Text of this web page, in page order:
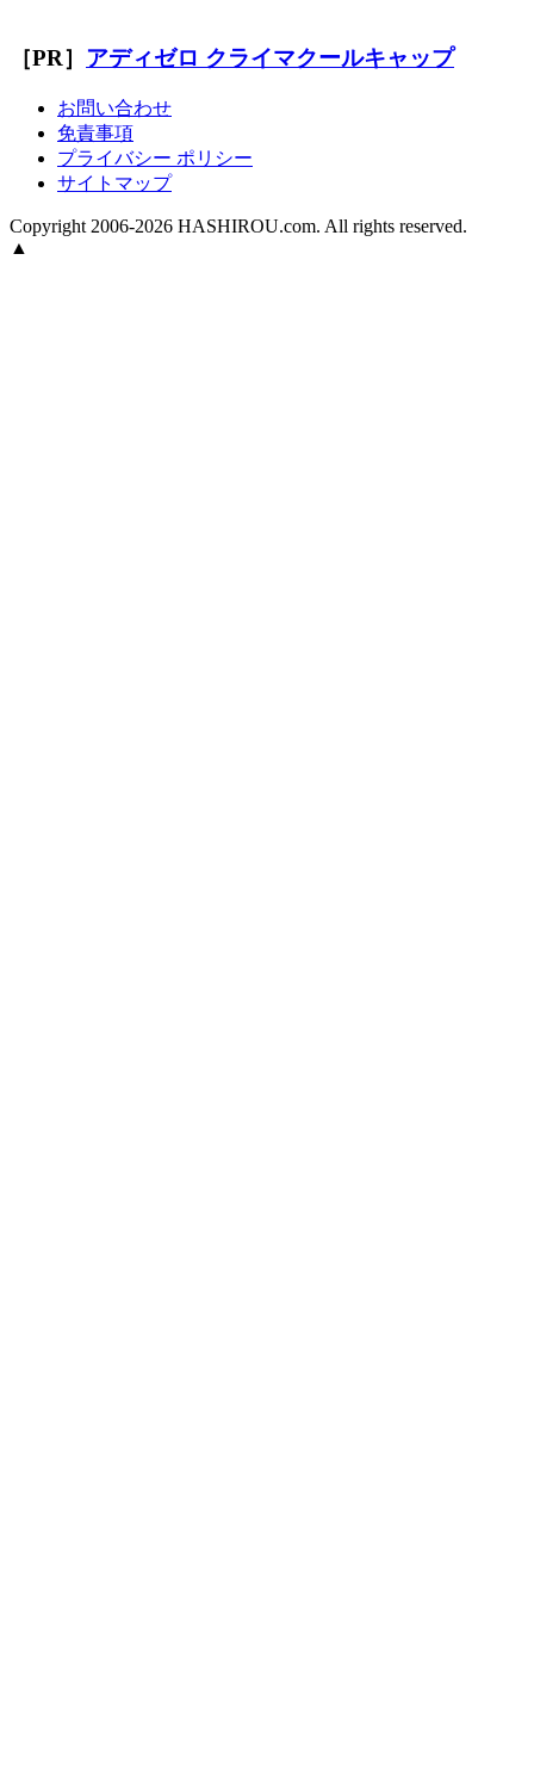
［PR］ アディゼロ クライマクールキャップ
お問い合わせ
免責事項
プライバシー ポリシー
サイトマップ
Copyright 2006-2026 HASHIROU.com. All rights reserved.
▲